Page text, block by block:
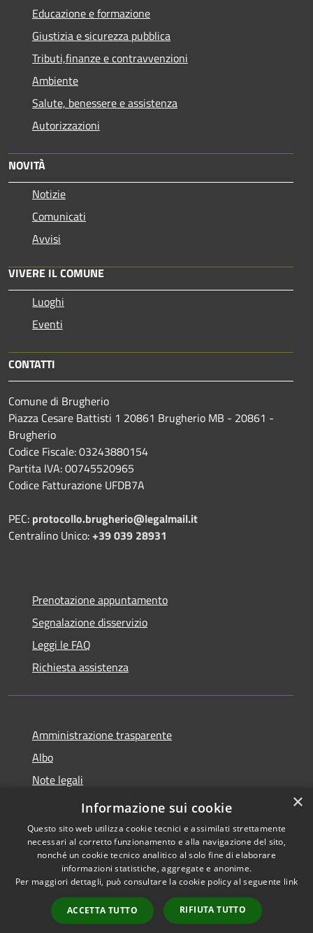
Educazione e formazione
Giustizia e sicurezza pubblica
Tributi,finanze e contravvenzioni
Ambiente
Salute, benessere e assistenza
Autorizzazioni
NOVITÀ
Notizie
Comunicati
Avvisi
VIVERE IL COMUNE
Luoghi
Eventi
CONTATTI
Comune di Brugherio
Piazza Cesare Battisti 1 20861 Brugherio MB - 20861 -
Brugherio
Codice Fiscale: 03243880154
Partita IVA: 00745520965
Codice Fatturazione UFDB7A
PEC: protocollo.brugherio@legalmail.it
Centralino Unico:+39 039 28931
Prenotazione appuntamento
Segnalazione disservizio
Leggi le FAQ
Richiesta assistenza
Amministrazione trasparente
Albo
Note legali
Dichiarazione di accessibilità
Accessibilità
Copyright © 2026 • Città di
Brugherio • Powered by
Municipium•
Accesso
redazione
×
Informazione sui cookie
Questo sito web utilizza cookie tecnici e assimilati strettamente
necessari al corretto funzionamento e alla navigazione del sito,
nonché un cookie tecnico analitico al solo fine di elaborare
informazioni statistiche, aggregate e anonime.
Per maggiori dettagli, può consultare la cookie policy al seguente link
ACCETTA TUTTO RIFIUTA TUTTO